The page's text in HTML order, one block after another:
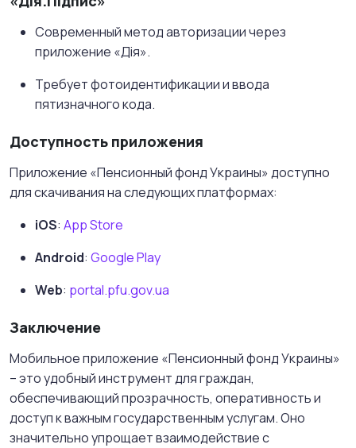
Современный метод авторизации через
приложение «Дія».
Требует фотоидентификации и ввода
пятизначного кода.
Доступность приложения
Приложение «Пенсионный фонд Украины» доступно
для скачивания на следующих платформах:
iOS: App Store
Android: Google Play
Web: portal.pfu.gov.ua
Заключение
Мобильное приложение «Пенсионный фонд Украины»
– это удобный инструмент для граждан,
обеспечивающий прозрачность, оперативность и
доступ к важным государственным услугам. Оно
значительно упрощает взаимодействие с